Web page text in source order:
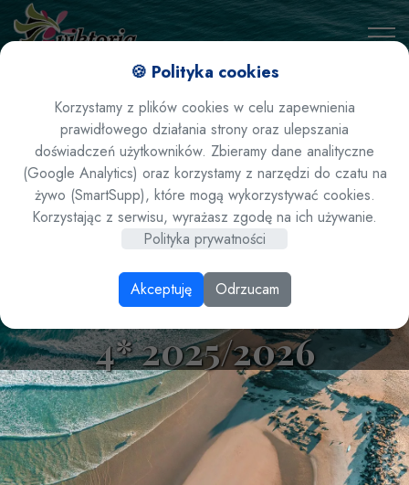
🍪 Polityka cookies
Korzystamy z plików cookies w celu zapewnienia
prawidłowego działania strony oraz ulepszania
doświadczeń użytkowników. Zbieramy dane analityczne
(Google Analytics) oraz korzystamy z narzędzi do czatu na
żywo (SmartSupp), które mogą wykorzystywać cookies.
Korzystając z serwisu, wyrażasz zgodę na ich używanie.
Polityka prywatności
Akceptuję Odrzucam
Tanzania / Zanzibar /
Matemwe - hotel AHG
Sun Bay Mlilile Beach
4* 2025/2026